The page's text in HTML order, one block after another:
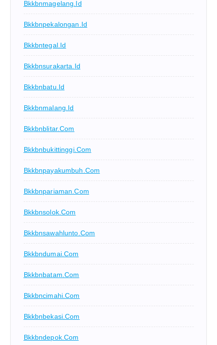
Bkkbnmagelang.id
Bkkbnpekalongan.id
Bkkbntegal.id
Bkkbnsurakarta.id
Bkkbnbatu.id
Bkkbnmalang.id
Bkkbnblitar.com
Bkkbnbukittinggi.com
Bkkbnpayakumbuh.com
Bkkbnpariaman.com
Bkkbnsolok.com
Bkkbnsawahlunto.com
Bkkbndumai.com
Bkkbnbatam.com
Bkkbncimahi.com
Bkkbnbekasi.com
Bkkbndepok.com